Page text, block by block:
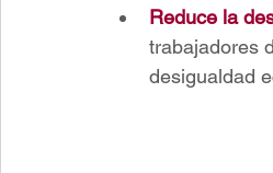
Reduce la
trabajadores
desigualdad